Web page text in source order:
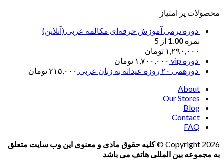
محصولات پر امتیاز
دوره ترمی آموزش حرفه‌ای مکالمه عربی (آنلاین)
نمره 1.00 از 5
۱,۲۹۰,۰۰۰ تومان
دوره vip
۱,۷۰۰,۰۰۰ تومان
دورهمی ۲۰ روزه عیدانه به زبان عربی
۲۱۵,۰۰۰تومان
About
Our Stores
Blog
Contact
FAQ
Copyright 2026 ©
کلیه حقوق مادی و معنوی این وب سایت متعلق
به مجموعه بین المللی هاتف می باشد